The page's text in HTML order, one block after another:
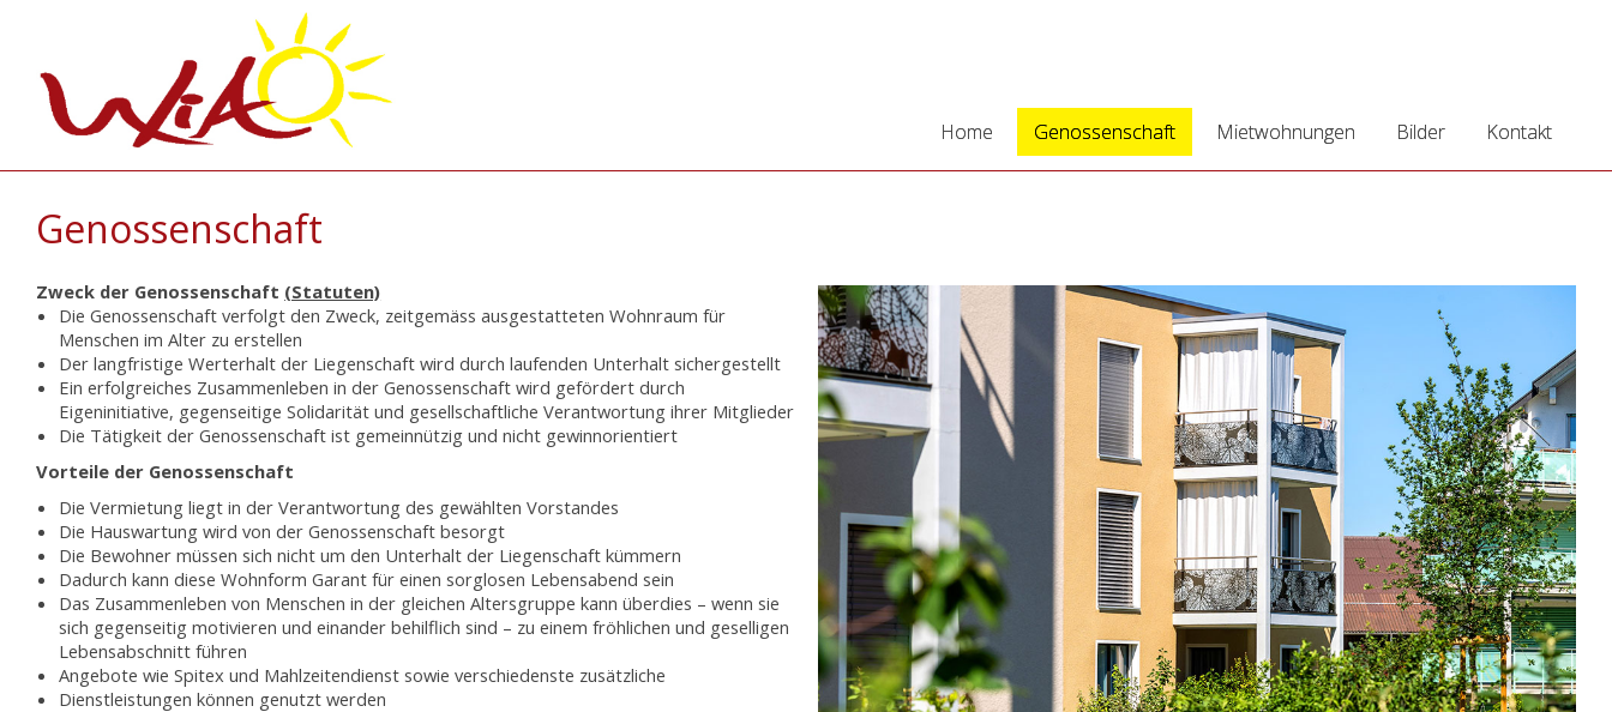
Home Genossenschaft Mietwohnungen Bilder Kontakt
Genossenschaft
Zweck der Genossenschaft (Statuten)
Die Genossenschaft verfolgt den Zweck, zeitgemäss ausgestatteten Wohnraum für
Menschen im Alter zu erstellen
Der langfristige Werterhalt der Liegenschaft wird durch laufenden Unterhalt sichergestellt
Ein erfolgreiches Zusammenleben in der Genossenschaft wird gefördert durch
Eigeninitiative, gegenseitige Solidarität und gesellschaftliche Verantwortung ihrer Mitglieder
Die Tätigkeit der Genossenschaft ist gemeinnützig und nicht gewinnorientiert
Vorteile der Genossenschaft
Die Vermietung liegt in der Verantwortung des gewählten Vorstandes
Die Hauswartung wird von der Genossenschaft besorgt
Die Bewohner müssen sich nicht um den Unterhalt der Liegenschaft kümmern
Dadurch kann diese Wohnform Garant für einen sorglosen Lebensabend sein
Das Zusammenleben von Menschen in der gleichen Altersgruppe kann überdies – wenn sie
sich gegenseitig motivieren und einander behilflich sind – zu einem fröhlichen und geselligen
Lebensabschnitt führen
Angebote wie Spitex und Mahlzeitendienst sowie verschiedenste zusätzliche
Dienstleistungen können genutzt werden